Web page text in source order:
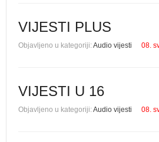
VIJESTI PLUS
Objavljeno u kategoriji:Audio vijesti 08.
VIJESTI U 16
Objavljeno u kategoriji:Audio vijesti 08.